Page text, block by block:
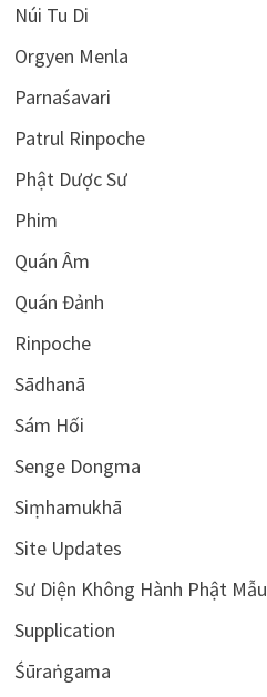
Núi Tu Di
Orgyen Menla
Parnaśavari
Patrul Rinpoche
Phật Dược Sư
Phim
Quán Âm
Quán Đảnh
Rinpoche
Sādhanā
Sám Hối
Senge Dongma
Siṃhamukhā
Site Updates
Sư Diện Không Hành Phật Mẫu
Supplication
Śūraṅgama